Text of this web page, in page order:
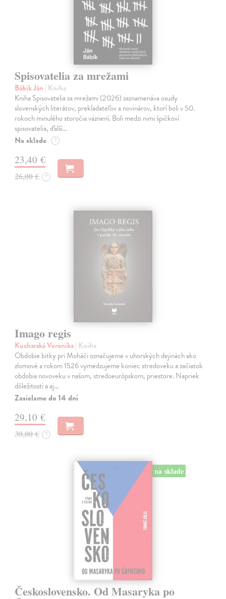
Spisovatelia za mrežami
Bábik Ján | Kniha
Kniha Spisovatelia za mrežami (2026) zaznamenáva osudy
slovenských literátov, prekladateľov a novinárov, ktorí boli v 50.
rokoch minulého storočia väznení. Boli medzi nimi špičkoví
spisovatelia, ďalší…
Na sklade ?
23,40 €
26,00 € ?
Imago regis
Kucharská Veronika| Kniha
Obdobie bitky pri Moháči označujeme v uhorských dejinách ako
zlomové a rokom 1526 vymedzujeme koniec stredoveku a začiatok
obdobia novoveku v našom, stredoeurópskom, priestore. Napriek
dôležitosti a aj…
Zasielame do 14 dní
29,10 €
30,00 € ?
na sklade
Československo. Od Masaryka po